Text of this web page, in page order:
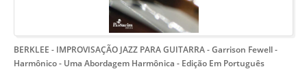
BERKLEE - IMPROVISAÇÃO JAZZ PARA GUITARRA - Garrison Fewell -
Harmônico- Uma Abordagem Harmônica - Edição Em Português